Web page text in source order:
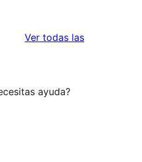
Ver todas lasreseñas
ayuda?